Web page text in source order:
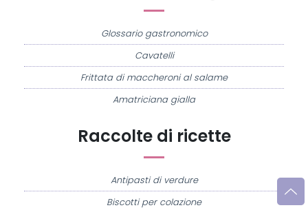
Raccolte di ricette
Antipasti di verdure
Biscotti per colazione
Glossario gastronomico
Cavatelli
Frittata di maccheroni al salame
Amatriciana gialla